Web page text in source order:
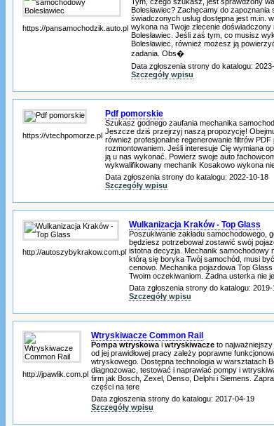
https://pansamochodzik.auto.pl
Bolesławiec? Zachęcamy do
świadczonych usług dostępna jest m.in.
wykona na Twoje zlecenie
Bolesławiec. Jeśli zaś tym, co musisz
Bolesławiec, również możesz ją
zadania. Obs�
Data zgłoszenia strony do katalogu:
Szczegóły wpisu
https://vtechpomorze.pl
Pdf pomorskie
Szukasz godnego zaufania mechanika
Jeszcze dziś przejrzyj naszą propozycję!
również profesjonalne regenerowanie filtrów PDF
rozmontowaniem. Jeśli interesuje Cię wymiana
ją u nas wykonać. Powierz swoje auto
wykwalifikowany mechanik Kosakowo wykona
Data zgłoszenia strony do katalogu: 2022-10-18
Szczegóły wpisu
http://autoszybykrakow.com.pl
Wulkanizacja Kraków - Top Glass
Poszukiwanie zakładu samochodowego,
będziesz potrzebował zostawić swój
istotna decyzja. Mechanik samochodowy
którą się boryka Twój samochód, musi
cenowo. Mechanika pojazdowa Top Glass
Twoim oczekiwaniom. Żadna usterka nie
Data zgłoszenia strony do katalogu: 2019-
Szczegóły wpisu
http://jpawlik.com.pl
Wtryskiwacze Common Rail
Pompa wtryskowa i wtryskiwacze to
od jej prawidłowej pracy zależy poprawne
wtryskowego. Dostępna technologia w warsztatach
diagnozowac, testować i naprawiać pompy i
firm jak Bosch, Zexel, Denso, Delphi i Siemens.
części na tere
Data zgłoszenia strony do katalogu: 2017-04-19
Szczegóły wpisu